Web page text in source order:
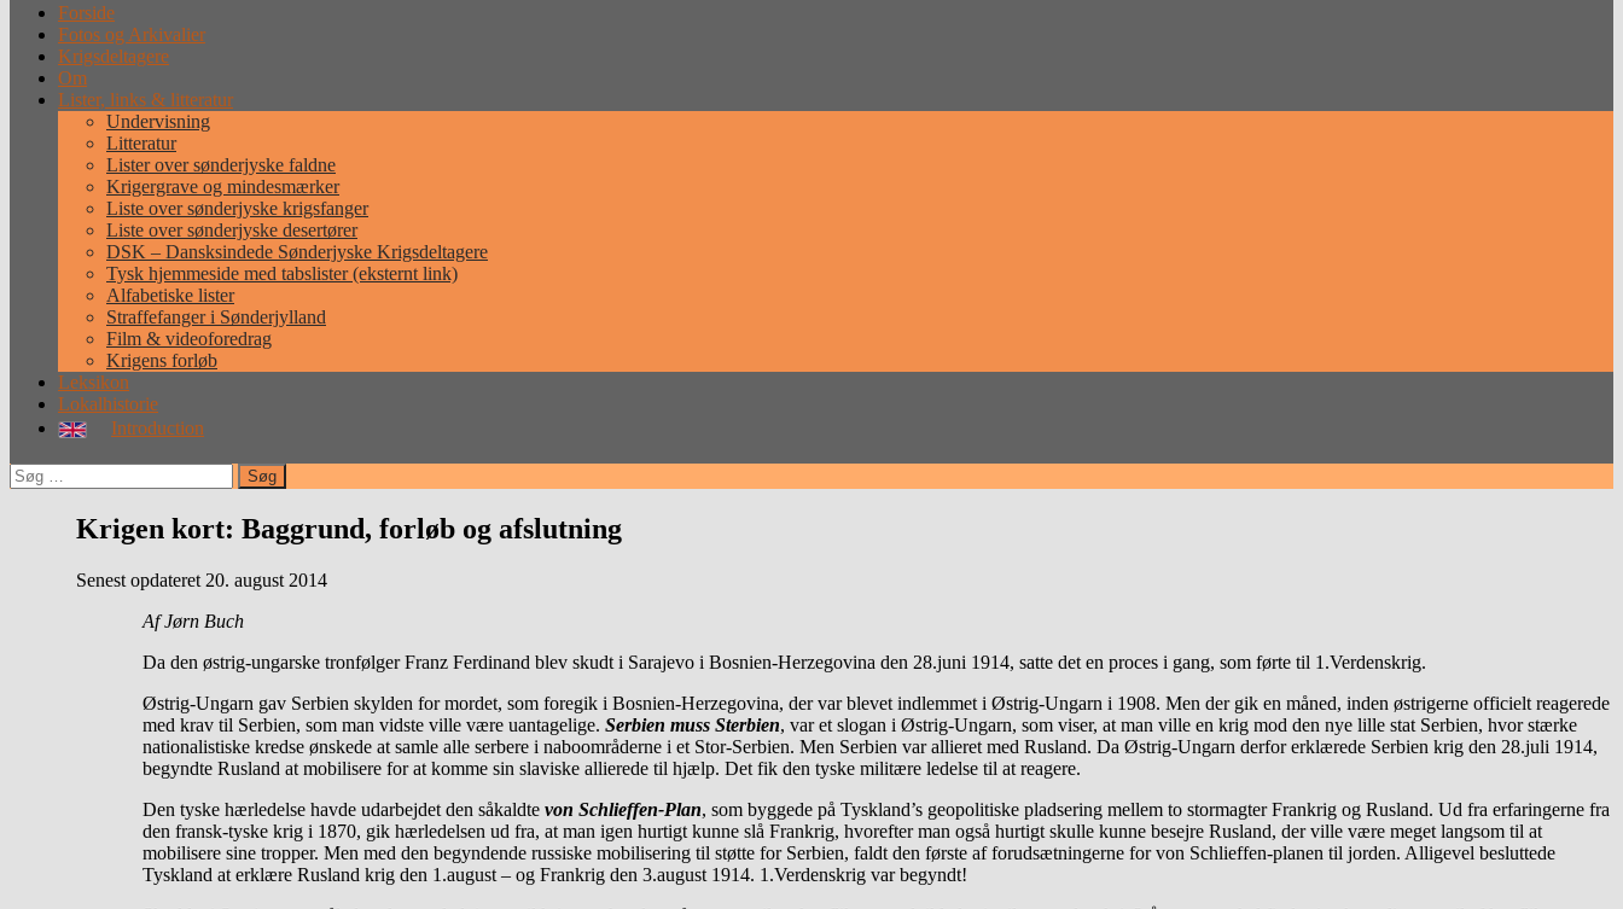
Forside
Fotos og Arkivalier
Krigsdeltagere
Om
Lister, links & litteratur
Undervisning
Litteratur
Lister over sønderjyske faldne
Krigergrave og mindesmærker
Liste over sønderjyske krigsfanger
Liste over sønderjyske desertører
DSK – Dansksindede Sønderjyske Krigsdeltagere
Tysk hjemmeside med tabslister (eksternt link)
Alfabetiske lister
Straffefanger i Sønderjylland
Film & videoforedrag
Krigens forløb
Leksikon
Lokalhistorie
Introduction
Søg
efter:
Krigen kort: Baggrund, forløb og afslutning
Senest opdateret 20. august 2014
Af Jørn Buch
Da den østrig-ungarske tronfølger Franz Ferdinand blev skudt i Sarajevo i Bosnien-Herzegovina den 28.juni 1914, satte det en proces i gang, som førte til 1.Verdenskrig.
Østrig-Ungarn gav Serbien skylden for mordet, som foregik i Bosnien-Herzegovina, der var blevet indlemmet i Østrig-Ungarn i 1908. Men der gik en måned, inden østrigerne officielt reagerede
med krav til Serbien, som man vidste ville være uantagelige. Serbien muss Sterbien, var et slogan i Østrig-Ungarn, som viser, at man ville en krig mod den nye lille stat Serbien, hvor stærke
nationalistiske kredse ønskede at samle alle serbere i naboområderne i et Stor-Serbien. Men Serbien var allieret med Rusland. Da Østrig-Ungarn derfor erklærede Serbien krig den 28.juli 1914,
begyndte Rusland at mobilisere for at komme sin slaviske allierede til hjælp. Det fik den tyske militære ledelse til at reagere.
Den tyske hærledelse havde udarbejdet den såkaldte von Schlieffen-Plan, som byggede på Tyskland’s geopolitiske pladsering mellem to stormagter Frankrig og Rusland. Ud fra erfaringerne fra
den fransk-tyske krig i 1870, gik hærledelsen ud fra, at man igen hurtigt kunne slå Frankrig, hvorefter man også hurtigt skulle kunne besejre Rusland, der ville være meget langsom til at
mobilisere sine tropper. Men med den begyndende russiske mobilisering til støtte for Serbien, faldt den første af forudsætningerne for von Schlieffen-planen til jorden. Alligevel besluttede
Tyskland at erklære Rusland krig den 1.august – og Frankrig den 3.august 1914. 1.Verdenskrig var begyndt!